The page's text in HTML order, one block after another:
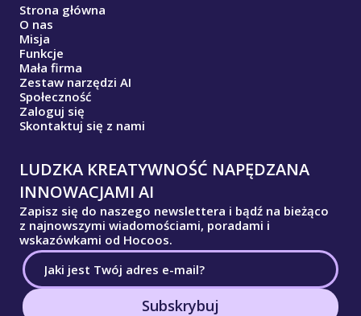
Strona główna
O nas
Misja
Funkcje
Mała firma
Zestaw narzędzi AI
Społeczność
Zaloguj się
Skontaktuj się z nami
LUDZKA KREATYWNOŚĆ NAPĘDZANA
INNOWACJAMI AI
Zapisz się do naszego newslettera i bądź na bieżąco
z najnowszymi wiadomościami, poradami i
wskazówkami od Hocoos.
Subskrybuj